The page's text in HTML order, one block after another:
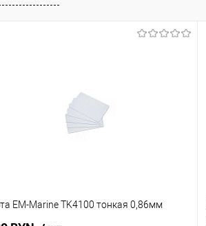
EM-Marine TK4100 тонкая 0,86мм